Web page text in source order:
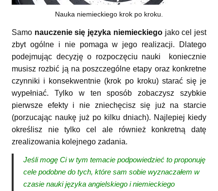
Nauka niemieckiego krok po kroku.
Samo nauczenie się języka niemieckiegojako cel jest
zbyt ogólne i nie pomaga w jego realizacji. Dlatego
podejmując decyzję o rozpoczęciu nauki koniecznie
musisz rozbić ją na poszczególne etapy oraz konkretne
czynniki i konsekwentnie (krok po kroku) starać się je
wypełniać. Tylko w ten sposób zobaczysz szybkie
pierwsze efekty i nie zniechęcisz się już na starcie
(porzucając naukę już po kilku dniach). Najlepiej kiedy
określisz nie tylko cel ale również konkretną datę
zrealizowania kolejnego zadania.
Jeśli mogę Ci w tym temacie podpowiedzieć to proponuję
cele podobne do tych, które sam sobie wyznaczałem w
czasie nauki języka angielskiego i niemieckiego